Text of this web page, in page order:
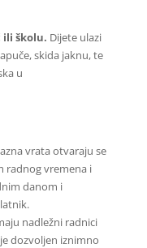
ili školu. Dijete ulazi
skida jaknu, te
u
vrata otvaraju se
radnog vremena i
danom i
nadležni radnici
dozvoljen iznimno